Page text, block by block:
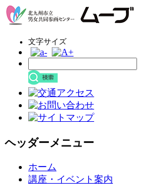
文字サイズ
ヘッダーメニュー
ホーム
講座・イベント案内